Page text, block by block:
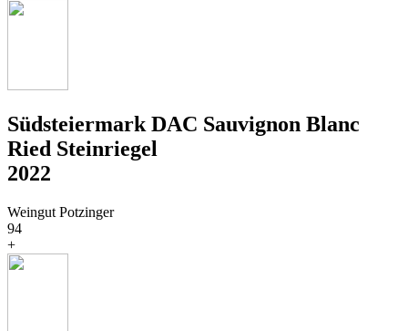
Südsteiermark DAC Sauvignon Blanc
Ried Steinriegel
2022
Weingut Potzinger
94
+